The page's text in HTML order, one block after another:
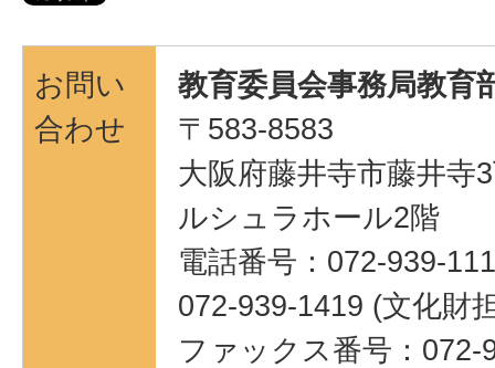
お問い
合わせ
教育委員会事務局教育
〒583-8583
大阪府藤井寺市藤井寺
ルシュラホール2階
電話番号：072-939-
072-939-1419 (文化財
ファックス番号：072-